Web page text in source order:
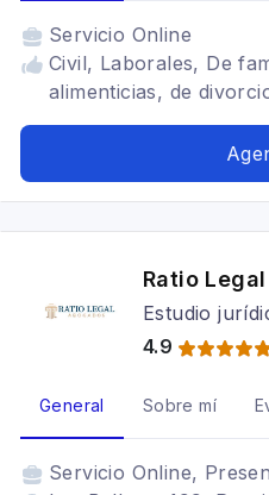
Servicio Online
Civil, Laborales, De
alimenticias, de
Ratio
Estudio
4.9
General Sobre mí
Servicio Online,